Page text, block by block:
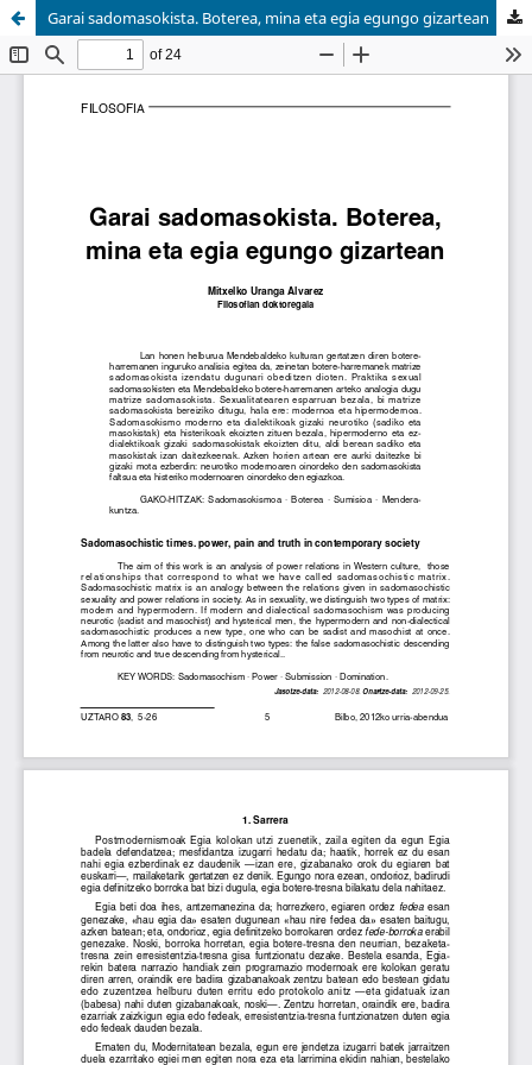
Garai sadomasokista. Boterea, mina eta egia egungo gizartean